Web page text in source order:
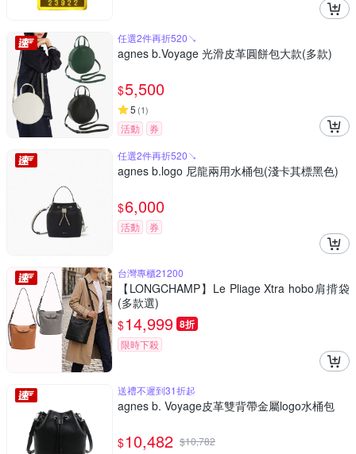
任選2件再折520↘
agnes b.Voyage 光滑皮革圓餅包大款(多款)
$5,500
5 (1)
活動
券
任選2件再折520↘
agnes b.logo 尼龍兩用水桶包(淺卡其標黑色)
$6,000
活動 券
台灣專櫃21200
【LONGCHAMP】Le Pliage Xtra hobo肩揹袋
(多款選)
$14,999 8折
限時下殺
送禮不遲到31折起
agnes b. Voyage皮革雙背帶金屬logo水桶包
$10,482 $10,782